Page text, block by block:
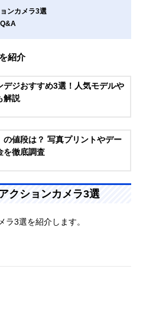
ンカメラ3選
紹介
デジおすすめ3選！人気モデルや
解説
の値段は？ 写真プリントやデー
を徹底調査
クションカメラ3選
3選を紹介します。